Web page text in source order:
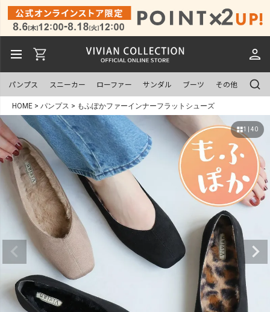
パンプス スニーカー ローファー サンダル ブーツ その他
HOME パンプス もふぽかファーインナーフラットシューズ
1 | 40